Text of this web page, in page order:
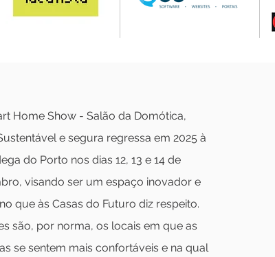
Home Show - Salão da Domótica,
e segura regressa em 2025 à
do Porto nos dias 12, 13 e 14 de
visando ser um espaço inovador e
que às Casas do Futuro diz respeito.
são, por norma, os locais em que as
se sentem mais confortáveis e na qual